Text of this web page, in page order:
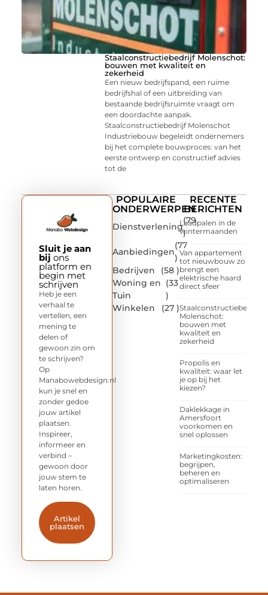
Staalconstructiebedrijf Molenschot:
bouwen met kwaliteit en
zekerheid
Een nieuw bedrijfspand, een ruime
bedrijfshal of een uitbreiding van
bestaande bedrijfsruimte vraagt om
een doordachte aanpak.
Staalconstructiebedrijf Molenschot
Industriebouw begeleidt ondernemers
bij het complete bouwproces: van het
eerste ontwerp en constructief advies
tot de
POPULAIRE
ONDERWERPEN
Dienstverlening
(79
)
Aanbiedingen
(77
)
Bedrijven
(58 )
Woning en
Tuin
(33
)
Winkelen
(27 )
RECENTE
BERICHTEN
Laadpalen in de
wintermaanden
Van appartement
tot nieuwbouw zo
brengt een
elektrische haard
direct sfeer
Staalconstructiebedrijf
Molenschot:
bouwen met
kwaliteit en
zekerheid
Propolis en
kwaliteit: waar let
je op bij het
kiezen?
Daklekkage in
Amersfoort
voorkomen en
snel oplossen
Marketingkosten:
begrijpen,
beheren en
optimaliseren
Sluit je aan
bij ons
platform en
begin met
schrijven
Heb je een
verhaal te
vertellen, een
mening te
delen of
gewoon zin om
te schrijven?
Op
Manabowebdesign.nl
kun je snel en
zonder gedoe
jouw artikel
plaatsen.
Inspireer,
informeer en
verbind –
gewoon door
jouw stem te
laten horen.
Artikel
plaatsen